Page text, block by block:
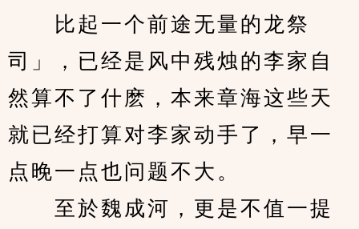
比起一个前途无量的龙祭
司」，已经是风中残烛的李家自
然算不了什麽，本来章海这些天
就已经打算对李家动手了，早一
点晚一点也问题不大。
至於魏成河，更是不值一提